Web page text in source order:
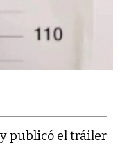
publicó el tráiler